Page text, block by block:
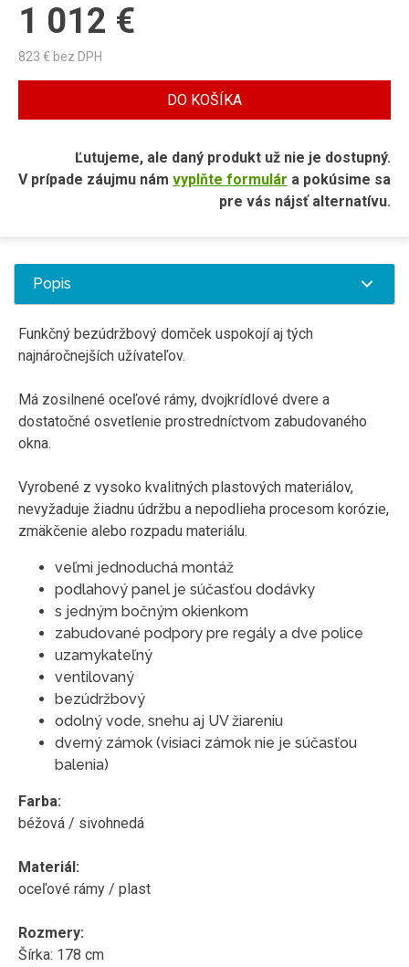
1 012 €
823 € bez DPH
DO KOŠÍKA
Ľutujeme, ale daný produkt už nie je dostupný.
V prípade záujmu nám vyplňte formulár a pokúsime sa
pre vás nájsť alternatívu.
Popis
Funkčný bezúdržbový domček uspokojí aj tých
najnáročnejších užívateľov.
Má zosilnené oceľové rámy, dvojkrídlové dvere a
dostatočné osvetlenie prostredníctvom zabudovaného
okna.
Vyrobené z vysoko kvalitných plastových materiálov,
nevyžaduje žiadnu údržbu a nepodlieha procesom korózie,
zmäkčenie alebo rozpadu materiálu.
veľmi jednoduchá montáž
podlahový panel je súčasťou dodávky
s jedným bočným okienkom
zabudované podpory pre regály a dve police
uzamykateľný
ventilovaný
bezúdržbový
odolný vode, snehu aj UV žiareniu
dverný zámok (visiaci zámok nie je súčasťou
balenia)
Farba:
béžová / sivohnedá
Materiál:
oceľové rámy / plast
Rozmery:
Šírka: 178 cm